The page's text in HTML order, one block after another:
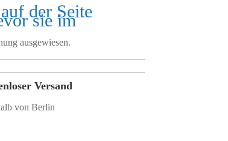
der Seite
sie im
ausgewiesen.
Versand
von Berlin